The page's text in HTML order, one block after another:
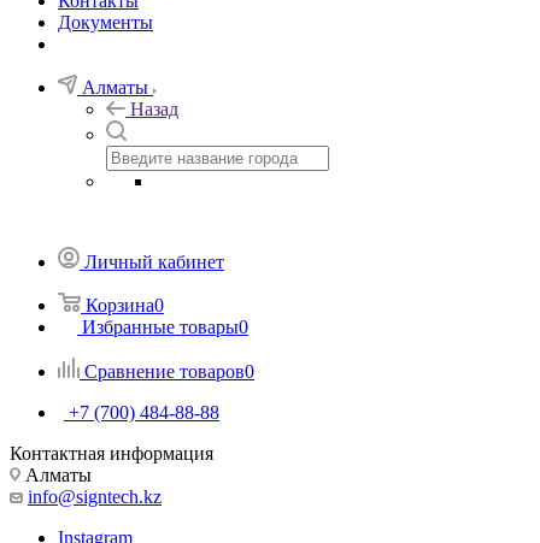
Документы
Алматы
Назад
Личный кабинет
Корзина0
Избранные товары0
Сравнение товаров0
+7 (700) 484-88-88
Контактная информация
Алматы
info@signtech.kz
Instagram